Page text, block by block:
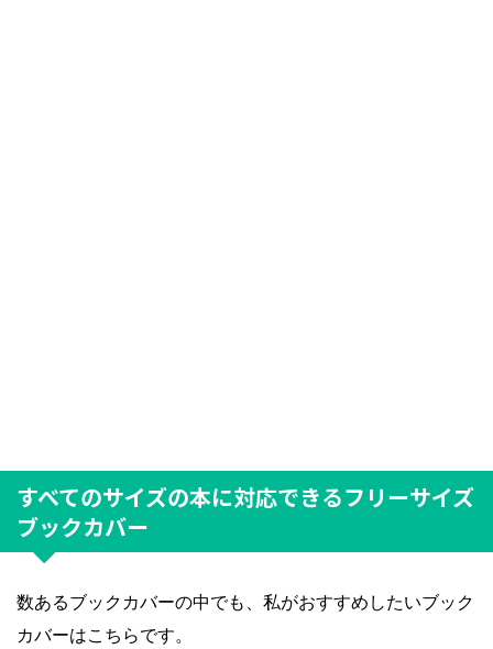
すべてのサイズの本に対応できるフリーサイズ
ブックカバー
数あるブックカバーの中でも、私がおすすめしたいブック
カバーはこちらです。